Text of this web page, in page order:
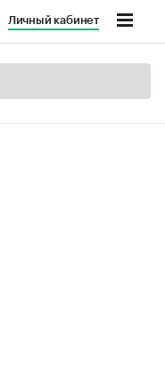
Личный кабинет